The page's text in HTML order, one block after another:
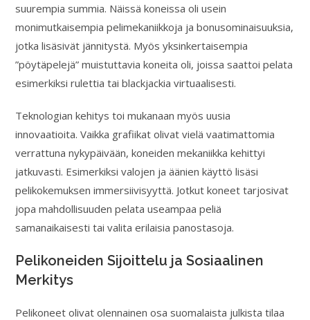
suurempia summia. Näissä koneissa oli usein
monimutkaisempia pelimekaniikkoja ja bonusominaisuuksia,
jotka lisäsivät jännitystä. Myös yksinkertaisempia
”pöytäpelejä” muistuttavia koneita oli, joissa saattoi pelata
esimerkiksi rulettia tai blackjackia virtuaalisesti.
Teknologian kehitys toi mukanaan myös uusia
innovaatioita. Vaikka grafiikat olivat vielä vaatimattomia
verrattuna nykypäivään, koneiden mekaniikka kehittyi
jatkuvasti. Esimerkiksi valojen ja äänien käyttö lisäsi
pelikokemuksen immersiivisyyttä. Jotkut koneet tarjosivat
jopa mahdollisuuden pelata useampaa peliä
samanaikaisesti tai valita erilaisia panostasoja.
Pelikoneiden Sijoittelu ja Sosiaalinen
Merkitys
Pelikoneet olivat olennainen osa suomalaista julkista tilaa